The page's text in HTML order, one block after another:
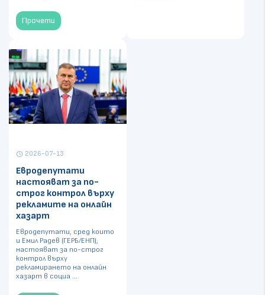
Прочети
schedule 2026-07-13
Евродепутати
настояват за по-
строг контрол върху
рекламите на онлайн
хазарт
Евродепутати, сред които
и Емил Радев (ГЕРБ/ЕНП),
настояват за по-строг
контрол върху
рекламирането на онлайн
хазарт в социа ...